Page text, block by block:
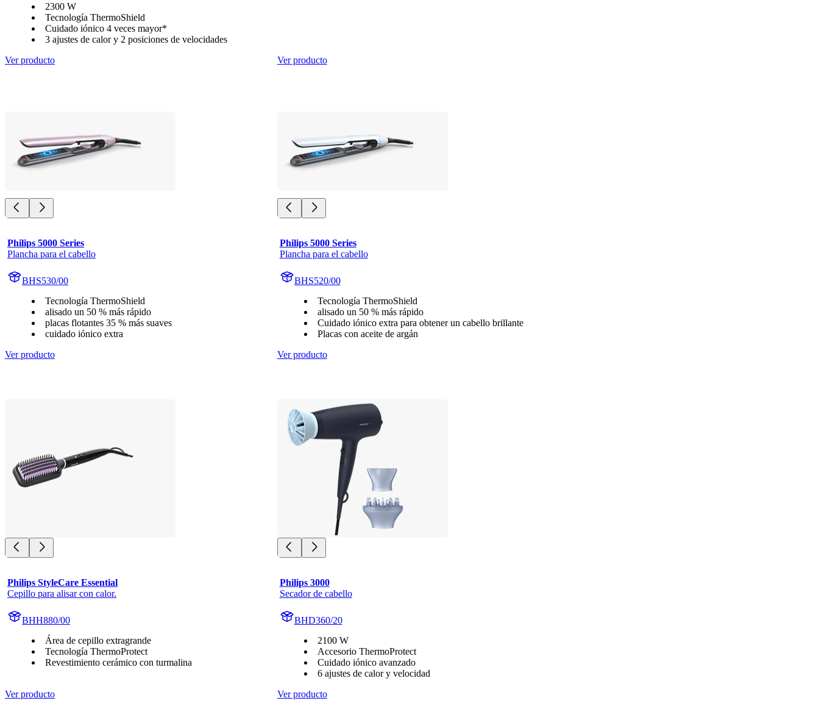
2300 W
Tecnología ThermoShield
Cuidado iónico 4 veces mayor*
3 ajustes de calor y 2 posiciones de velocidades
Ver producto
Ver producto
Philips 5000 Series
Plancha para el cabello
BHS530/00
Tecnología ThermoShield
alisado un 50 % más rápido
placas flotantes 35 % más suaves
cuidado iónico extra
Ver producto
Philips 5000 Series
Plancha para el cabello
BHS520/00
Tecnología ThermoShield
alisado un 50 % más rápido
Cuidado iónico extra para obtener un cabello brillante
Placas con aceite de argán
Ver producto
Philips StyleCare Essential
Cepillo para alisar con calor.
BHH880/00
Área de cepillo extragrande
Tecnología ThermoProtect
Revestimiento cerámico con turmalina
Ver producto
Philips 3000
Secador de cabello
BHD360/20
2100 W
Accesorio ThermoProtect
Cuidado iónico avanzado
6 ajustes de calor y velocidad
Ver producto